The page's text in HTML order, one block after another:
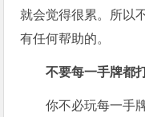
就会觉得很累。所以
有任何帮助的。
不要每一手牌都
你不必玩每一手